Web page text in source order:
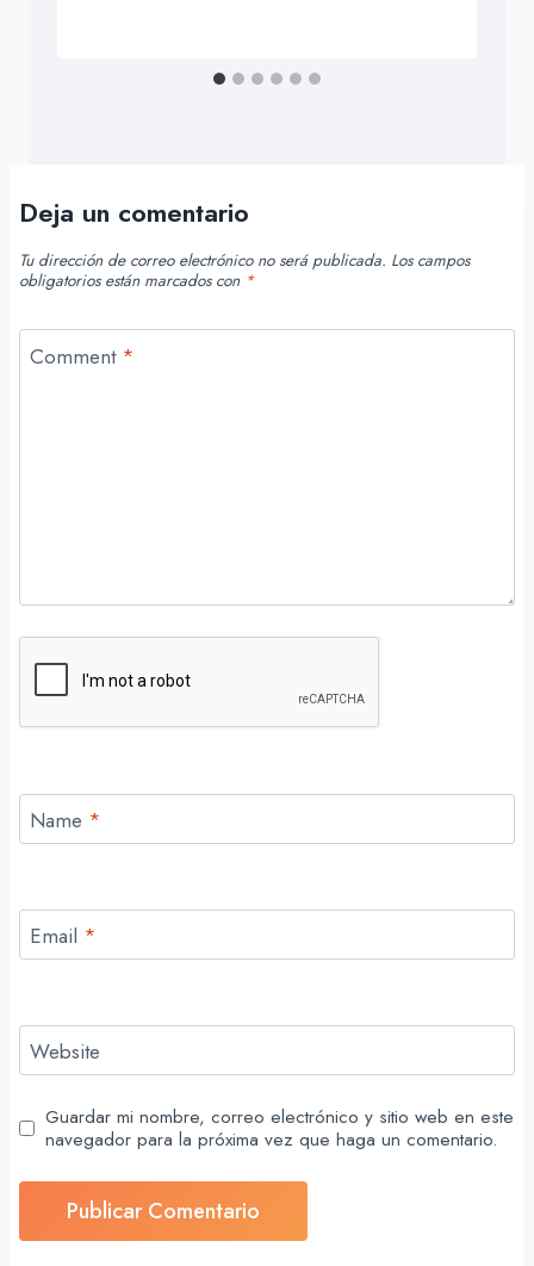
Deja un comentario
Tu dirección de correo electrónico no será publicada. Los campos
obligatorios están marcados con *
Comment *
Name *
Email *
Website
Guardar mi nombre, correo electrónico y sitio web en este
navegador para la próxima vez que haga un comentario.